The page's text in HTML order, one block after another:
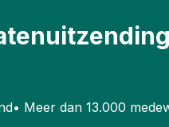
• Meer dan 13.000